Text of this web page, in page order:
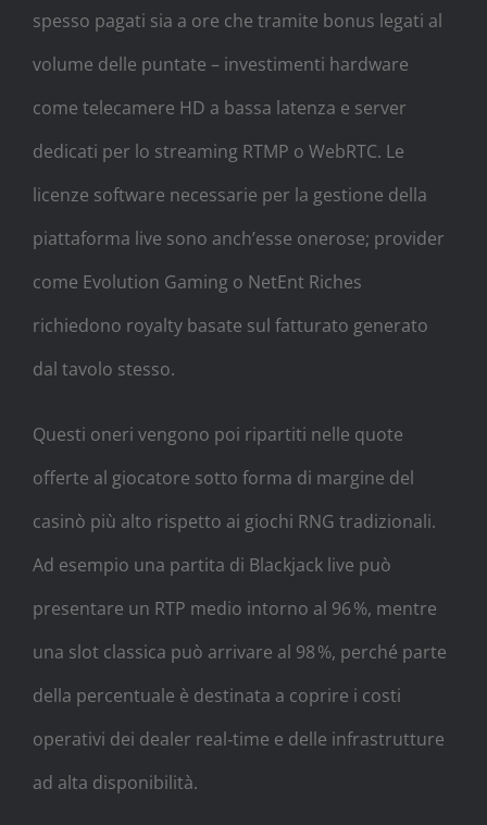
spesso pagati sia a ore che tramite bonus legati al
volume delle puntate – investimenti hardware
come telecamere HD a bassa latenza e server
dedicati per lo streaming RTMP o WebRTC. Le
licenze software necessarie per la gestione della
piattaforma live sono anch’esse onerose; provider
come Evolution Gaming o NetEnt Riches
richiedono royalty basate sul fatturato generato
dal tavolo stesso.
Questi oneri vengono poi ripartiti nelle quote
offerte al giocatore sotto forma di margine del
casinò più alto rispetto ai giochi RNG tradizionali.
Ad esempio una partita di Blackjack live può
presentare un RTP medio intorno al 96 %, mentre
una slot classica può arrivare al 98 %, perché parte
della percentuale è destinata a coprire i costi
operativi dei dealer real‑time e delle infrastrutture
ad alta disponibilità.